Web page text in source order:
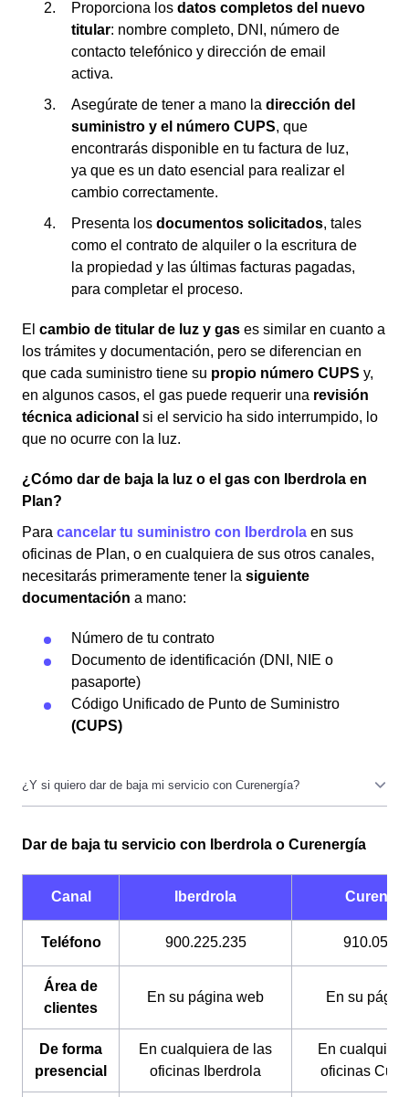
Proporciona los datos completos del nuevo
titular: nombre completo, DNI, número de
contacto telefónico y dirección de email
activa.
Asegúrate de tener a mano la dirección del
suministro y el número CUPS, que
encontrarás disponible en tu factura de luz,
ya que es un dato esencial para realizar el
cambio correctamente.
Presenta los documentos solicitados, tales
como el contrato de alquiler o la escritura de
la propiedad y las últimas facturas pagadas,
para completar el proceso.
El cambio de titular de luz y gas es similar en cuanto a
los trámites y documentación, pero se diferencian en
que cada suministro tiene su propio número CUPS y,
en algunos casos, el gas puede requerir una revisión
técnica adicional si el servicio ha sido interrumpido, lo
que no ocurre con la luz.
¿Cómo dar de baja la luz o el gas con Iberdrola en
Plan?
Para cancelar tu suministro con Iberdrola en sus
oficinas de Plan, o en cualquiera de sus otros canales,
necesitarás primeramente tener la siguiente
documentación a mano:
Número de tu contrato
Documento de identificación (DNI, NIE o
pasaporte)
Código Unificado de Punto de Suministro
(CUPS)
los canales a través de los cuáles tienes que realizarlo
son diferentes. La permanencia tampoco es un
problema (a menos que tengas facturas por pagar) y su
coste es gratuito.
Dar de baja tu servicio con Iberdrola o Curenergía
Canal Iberdrola
Teléfono 900.225.235
Área de
clientes
En su página web En su
De forma
presencial
En cualquiera de las
oficinas Iberdrola
En
oficinas